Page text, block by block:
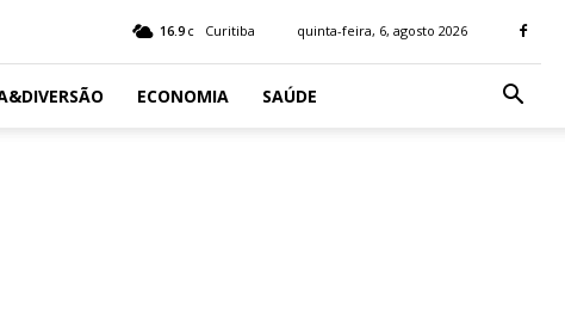
16.9 C Curitiba quinta-feira, 6, agosto 2026
ECONOMIA SAÚDE